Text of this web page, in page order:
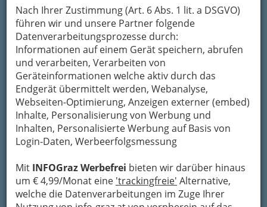
Nach Ihrer Zustimmung (Art. 6 Abs. 1 lit. a DSGVO)
führen wir und unsere Partner folgende
Datenverarbeitungsprozesse durch:
Informationen auf einem Gerät speichern, abrufen
und verarbeiten, Verarbeiten von
Geräteinformationen welche aktiv durch das
Endgerät übermittelt werden, Webanalyse,
Webseiten-Optimierung, Anzeigen externer (embed)
Inhalte, Personalisierung von Werbung und
Inhalten, Personalisierte Werbung auf Basis von
Login-Daten, Werbeerfolgsmessung
Mit INFOGraz Werbefrei bieten wir darüber hinaus
um € 4,99/Monat eine 'trackingfreie' Alternative,
welche die Datenverarbeitungen im Zuge Ihrer
+43 316 812 796
+43 699 1069 8299
Webseite
E-Mail
Karte & Routenplaner
Eintrag ändern
Kategorien
Österreichischer
Gewerkschaftsbund
+43 316 9071 - 300
+43 316 771 089
E-Mail
Karte & Routenplaner